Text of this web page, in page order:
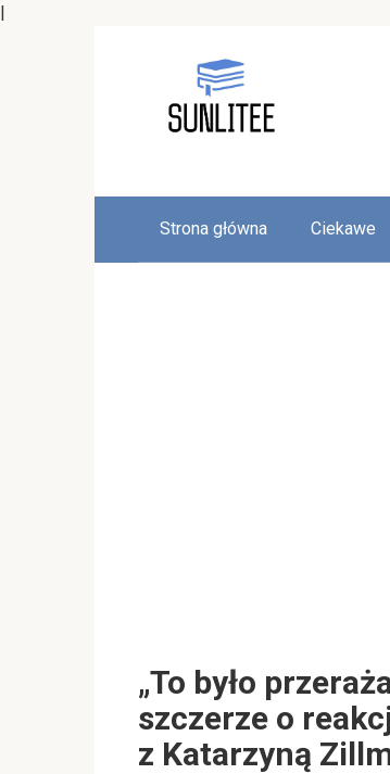
|
Strona główna Ciekawe
„To było
szczerze o
z Katarzyną